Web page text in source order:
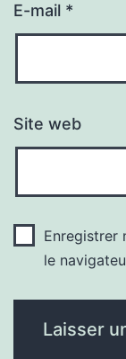
E-mail *
Site web
Enregistrer
le